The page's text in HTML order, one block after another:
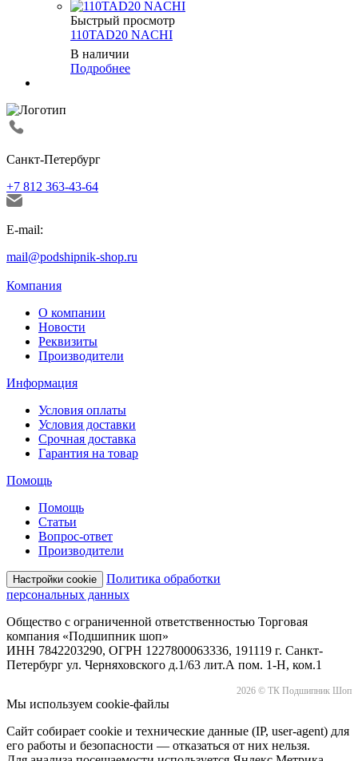
Быстрый просмотр
110TAD20 NACHI
В наличии
Подробнее
Санкт-Петербург
+7 812 363-43-64
E-mail:
mail@podshipnik-shop.ru
Компания
О компании
Новости
Реквизиты
Производители
Информация
Условия оплаты
Условия доставки
Срочная доставка
Гарантия на товар
Помощь
Помощь
Статьи
Вопрос-ответ
Производители
Настройки cookie
Политика обработки
персональных данных
Общество с ограниченной ответственностью Торговая
компания «Подшипник шоп»
ИНН 7842203290, ОГРН 1227800063336, 191119 г. Санкт-
Петербург ул. Черняховского д.1/63 лит.А пом. 1-Н, ком.1
2026 © ТК Подшипник Шоп
Мы используем cookie-файлы
Сайт собирает cookie и технические данные (IP, user-agent) для
его работы и безопасности — отказаться от них нельзя.